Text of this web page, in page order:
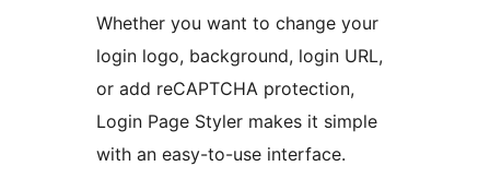
Whether you want to change your
login logo, background, login URL,
or add reCAPTCHA protection,
Login Page Styler makes it simple
with an easy-to-use interface.